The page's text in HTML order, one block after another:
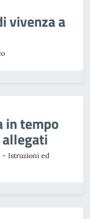
vivenza a
in tempo
- Istruzioni ed